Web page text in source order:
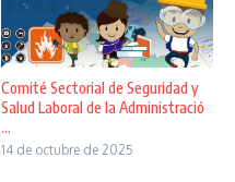
Comité Sectorial de Seguridad y
Salud Laboral de la Administració
...
14 de octubre de 2025